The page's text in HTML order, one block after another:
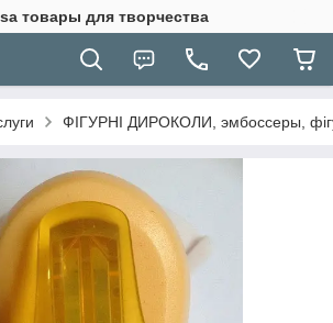
товары для творчества
ФІГУРНІ ДИРОКОЛИ, эмбоссеры,